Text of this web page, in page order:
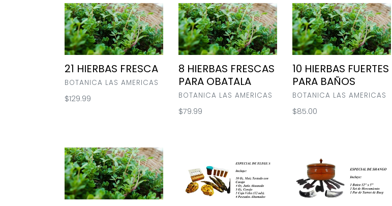
o
n
:
21
HIERBAS
FRESCA
21 HIERBAS FRESCA
VENDOR
BOTANICA LAS AMERICAS
Regular
$129.99
8
HIERBAS
FRESCAS
PARA
OBATALA
8 HIERBAS FRESCAS
PARA OBATALA
VENDOR
BOTANICA LAS AMERICAS
Regular
$79.99
10
HIERBAS
FUERTES
PARA
BAÑOS
10 HIERBAS FUERTES
PARA BAÑOS
VENDOR
BOTANICA LAS AMERICAS
Regular
$85.00
5
HIERBAS
DE
OCHUN
ELEGUA
PARA
CHANGO
CHANGO